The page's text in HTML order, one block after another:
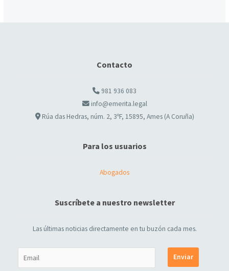
Contacto
981 936 083
info@emerita.legal
Rúa das Hedras, núm. 2, 3ºF, 15895, Ames (A Coruña)
Para los usuarios
Abogados
Suscríbete a nuestro newsletter
Las últimas noticias directamente en tu buzón cada mes.